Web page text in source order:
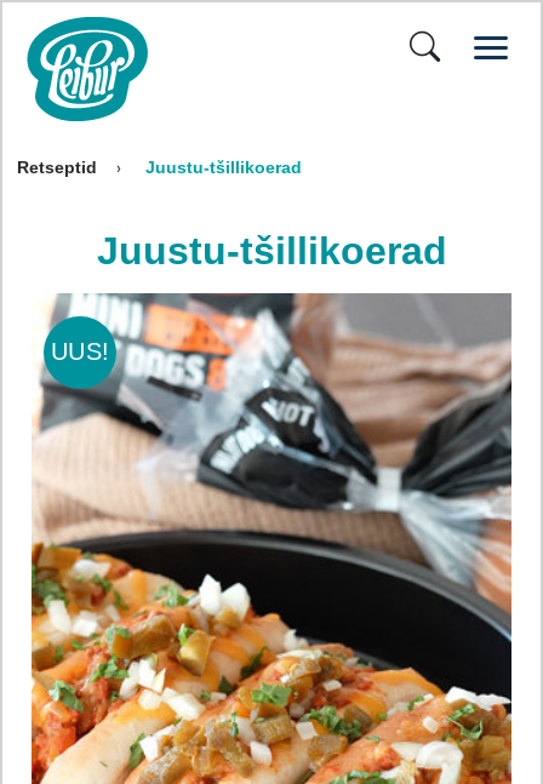
Retseptid Juustu-tšillikoerad
Juustu-tšillikoerad
UUS!